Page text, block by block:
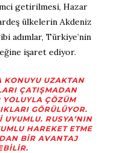
getirilmesi, Hazar
ülkelerin Akdeniz
adımlar, Türkiye’nin
işaret ediyor.
KONUYU UZAKTAN
ÇATIŞMADAN
ÇÖZÜM
GÖRÜLÜYOR.
RUSYA’NIN
HAREKET ETME
BIR AVANTAJ